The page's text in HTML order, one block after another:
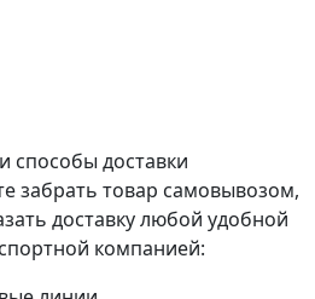
способы доставки
забрать товар самовывозом,
доставку любой удобной
компанией: